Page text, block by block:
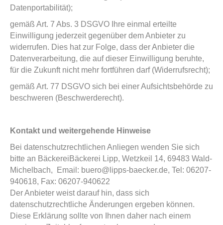
Datenportabilität);
gemäß Art. 7 Abs. 3 DSGVO Ihre einmal erteilte
Einwilligung jederzeit gegenüber dem Anbieter zu
widerrufen. Dies hat zur Folge, dass der Anbieter die
Datenverarbeitung, die auf dieser Einwilligung beruhte,
für die Zukunft nicht mehr fortführen darf (Widerrufsrecht);
gemäß Art. 77 DSGVO sich bei einer Aufsichtsbehörde zu
beschweren (Beschwerderecht).
Kontakt und weitergehende Hinweise
Bei datenschutzrechtlichen Anliegen wenden Sie sich
bitte an BäckereiBäckerei Lipp, Wetzkeil 14, 69483 Wald-
Michelbach, Email: buero@lipps-baecker.de, Tel: 06207-
940618, Fax: 06207-940622
Der Anbieter weist darauf hin, dass sich
datenschutzrechtliche Änderungen ergeben können.
Diese Erklärung sollte von Ihnen daher nach einem